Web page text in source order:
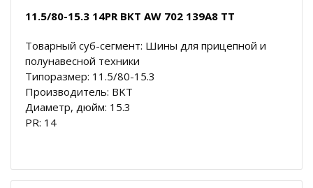
11.5/80-15.3 14PR BKT AW 702 139A8 TT
Товарный суб-сегмент: Шины для прицепной и
полунавесной техники
Типоразмер: 11.5/80-15.3
Производитель: BKT
Диаметр, дюйм: 15.3
PR: 14